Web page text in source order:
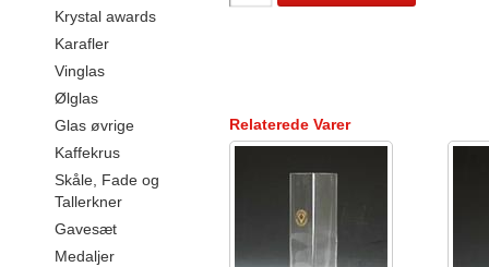
Krystal awards
Karafler
Vinglas
Ølglas
Glas øvrige
Kaffekrus
Skåle, Fade og
Tallerkner
Gavesæt
Medaljer
Relaterede Varer